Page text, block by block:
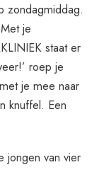
zondagmiddag.
je
staat er
roep je
je mee naar
knuffel. Een
jongen van vier